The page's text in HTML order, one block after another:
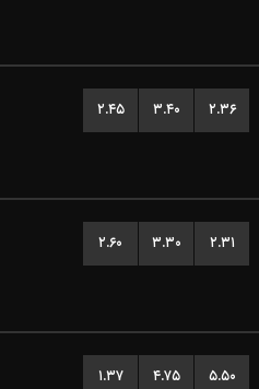
۲.۴۵ ۳.۴۰ ۲.۳۶
۲.۶۰ ۳.۳۰ ۲.۳۱
۱.۳۷ ۴.۷۵ ۵.۵۰